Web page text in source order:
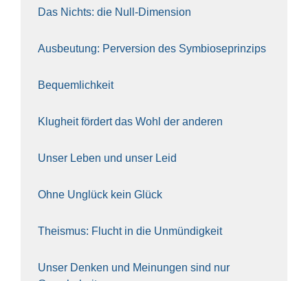
Das Nichts: die Null-Dimen­si­on
Aus­beu­tung: Per­ver­si­on des Sym­bio­se­prin­zips
Bequem­lich­keit
Klug­heit för­dert das Wohl der ande­ren
Unser Leben und unser Leid
Ohne Unglück kein Glück
The­is­mus: Flucht in die Unmün­dig­keit
Unser Den­ken und Mei­nun­gen sind nur